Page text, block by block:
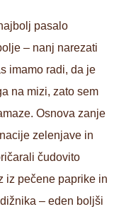
pasalo
– nanj narezati
imamo radi, da je
na mizi, zato sem
Osnova zanje
zelenjave in
čudovito
iz pečene paprike in
– eden boljši